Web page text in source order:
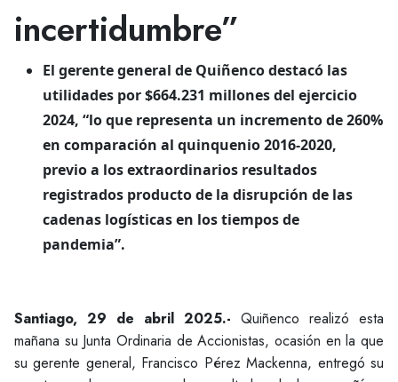
incertidumbre”
El gerente general de Quiñenco destacó las
utilidades por $664.231 millones del ejercicio
2024, “lo que representa un incremento de 260%
en comparación al quinquenio 2016-2020,
previo a los extraordinarios resultados
registrados producto de la disrupción de las
cadenas logísticas en los tiempos de
pandemia”.
Santiago, 29 de abril 2025.- Quiñenco realizó esta
mañana su Junta Ordinaria de Accionistas, ocasión en la que
su gerente general, Francisco Pérez Mackenna, entregó su